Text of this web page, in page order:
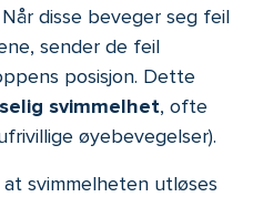
disse beveger seg feil
sender de feil
posisjon. Dette
svimmelhet, ofte
øyebevegelser).
svimmelheten utløses